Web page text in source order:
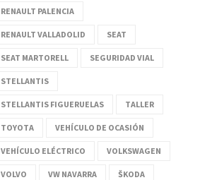
RENAULT PALENCIA
RENAULT VALLADOLID SEAT
SEAT MARTORELL SEGURIDAD VIAL
STELLANTIS
STELLANTIS FIGUERUELAS TALLER
TOYOTA VEHÍCULO DE OCASIÓN
VEHÍCULO ELÉCTRICO VOLKSWAGEN
VOLVO VW NAVARRA ŠKODA